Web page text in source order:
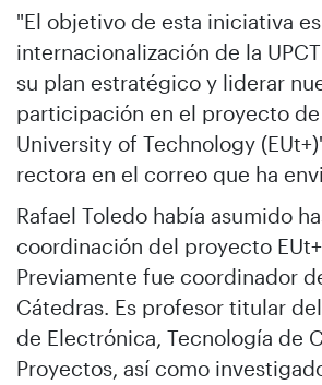
"El objetivo de esta iniciativa
internacionalización de la
su plan estratégico y liderar
participación en el proyecto de
University of Technology
rectora en el correo que ha
Rafael Toledo había asumido
coordinación del proyecto EUt+
Previamente fue coordinador
Cátedras. Es profesor titular
de Electrónica, Tecnología de
Proyectos, así como